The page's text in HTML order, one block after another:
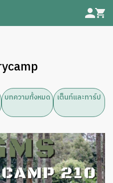
บทความทั้งหมด เต็นท์และทาร์ป